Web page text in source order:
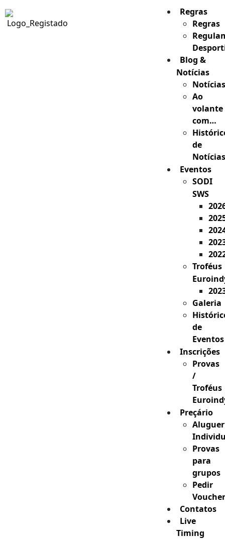
Regras
Regras
Blog &
Notícias
Notícias
Ao
volante
com…
de
Notícias
Eventos
SODI
SWS
Troféus
Galeria
de
Eventos
Inscrições
Provas
/
Troféus
Preçário
Aluguer
Provas
para
grupos
Pedir
Voucher
Contatos
Live
Timing